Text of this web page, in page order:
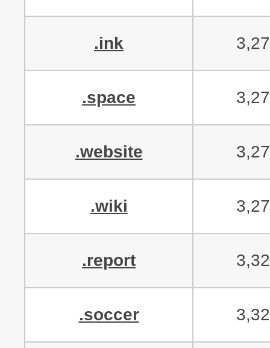
.ink
.space
.website
.wiki
.report
.soccer